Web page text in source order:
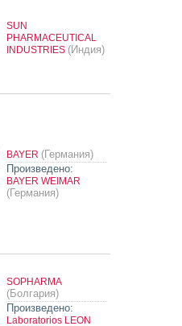
SUN
PHARMACEUTICAL
INDUSTRIES (Индия)
BAYER (Германия)
Произведено:
BAYER WEIMAR
(Германия)
SOPHARMA
(Болгария)
Произведено:
Laboratorios LEON